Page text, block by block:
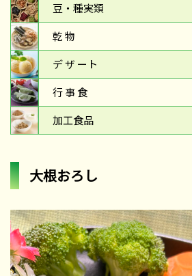
豆・種実類
乾 物
デ ザ ート
行 事 食
加工食品
大根おろし